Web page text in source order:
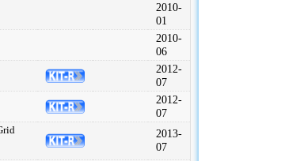
2010-
01
2010-
06
2012-
07
2012-
07
2013-
07